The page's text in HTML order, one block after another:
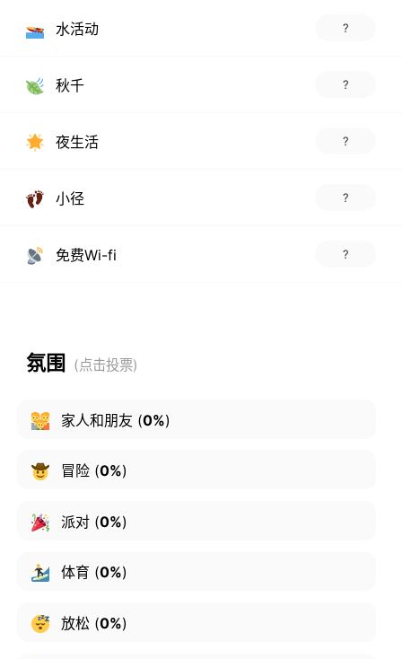
水活动 ?
秋千 ?
夜生活 ?
小径 ?
免费Wi-fi ?
氛围
家人和朋友 (0%)
冒险(0%)
派对(0%)
体育 (0%)
放松(0%)